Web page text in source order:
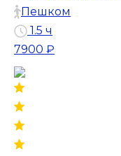
Пешком
1.5 ч
7900 ₽